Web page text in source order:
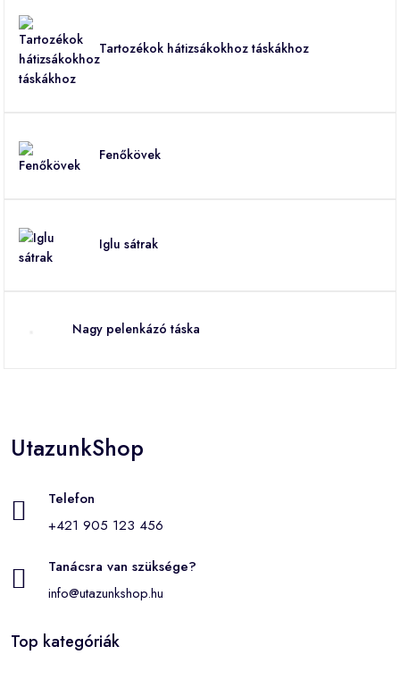
Tartozékok hátizsákokhoz táskákhoz
Fenőkövek
Iglu sátrak
Nagy pelenkázó táska
UtazunkShop
Telefon
+421 905 123 456
Tanácsra van szüksége?
info@utazunkshop.hu
Top kategóriák